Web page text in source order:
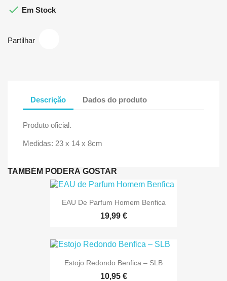
 Em Stock
Partilhar
Descrição Dados do produto
Produto oficial.
Medidas: 23 x 14 x 8cm
TAMBÉM PODERÁ GOSTAR
EAU De Parfum Homem Benfica
19,99 €
Estojo Redondo Benfica – SLB
10,95 €